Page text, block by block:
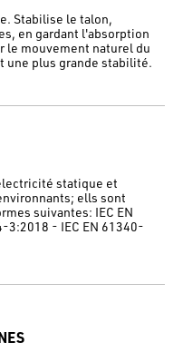
Stabilise le talon,
en gardant l'absorption
le mouvement naturel du
une plus grande stabilité.
statique et
ells sont
suivantes: IEC EN
- IEC EN 61340-